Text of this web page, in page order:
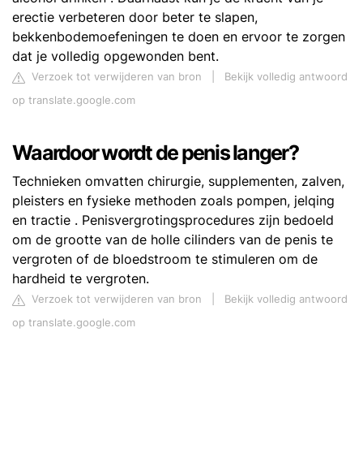
erectie verbeteren door beter te slapen,
bekkenbodemoefeningen te doen en ervoor te zorgen
dat je volledig opgewonden bent.
Verzoek tot verwijderen van bron
Bekijk volledig antwoord
op translate.google.com
Waardoor wordt de penis langer?
Technieken omvatten chirurgie, supplementen, zalven,
pleisters en fysieke methoden zoals pompen, jelqing
en tractie . Penisvergrotingsprocedures zijn bedoeld
om de grootte van de holle cilinders van de penis te
vergroten of de bloedstroom te stimuleren om de
hardheid te vergroten.
Verzoek tot verwijderen van bron
Bekijk volledig antwoord
op translate.google.com